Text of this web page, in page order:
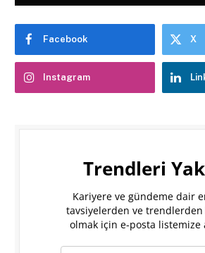
Facebook X
Instagram
Trendleri
Kariyere ve gündeme dair
tavsiyelerden ve
olmak için e-posta listemize